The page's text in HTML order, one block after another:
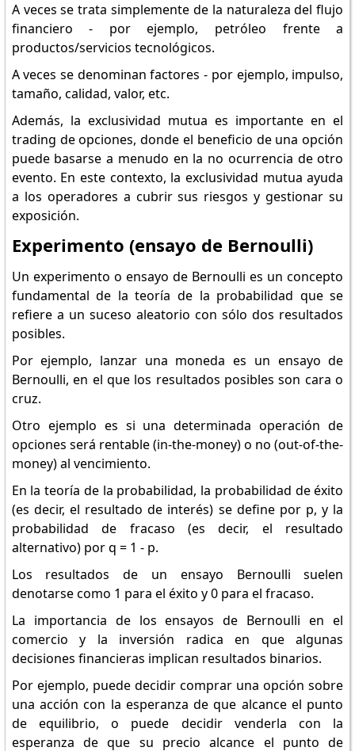
A veces se trata simplemente de la naturaleza del flujo
financiero - por ejemplo, petróleo frente a
productos/servicios tecnológicos.
A veces se denominan factores - por ejemplo, impulso,
tamaño, calidad, valor, etc.
Además, la exclusividad mutua es importante en el
trading de opciones, donde el beneficio de una opción
puede basarse a menudo en la no ocurrencia de otro
evento. En este contexto, la exclusividad mutua ayuda
a los operadores a cubrir sus riesgos y gestionar su
exposición.
Experimento (ensayo de Bernoulli)
Un experimento o ensayo de Bernoulli es un concepto
fundamental de la teoría de la probabilidad que se
refiere a un suceso aleatorio con sólo dos resultados
posibles.
Por ejemplo, lanzar una moneda es un ensayo de
Bernoulli, en el que los resultados posibles son cara o
cruz.
Otro ejemplo es si una determinada operación de
opciones será rentable (in-the-money) o no (out-of-the-
money) al vencimiento.
En la teoría de la probabilidad, la probabilidad de éxito
(es decir, el resultado de interés) se define por p, y la
probabilidad de fracaso (es decir, el resultado
alternativo) por q = 1 - p.
Los resultados de un ensayo Bernoulli suelen
denotarse como 1 para el éxito y 0 para el fracaso.
La importancia de los ensayos de Bernoulli en el
comercio y la inversión radica en que algunas
decisiones financieras implican resultados binarios.
Por ejemplo, puede decidir comprar una opción sobre
una acción con la esperanza de que alcance el punto
de equilibrio, o puede decidir venderla con la
esperanza de que su precio alcance el punto de